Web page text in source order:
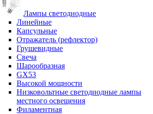
Лампы светодиодные
Линейные
Капсульные
Отражатель (рефлектор)
Грушевидные
Свеча
Шарообразная
GX53
Высокой мощности
Низковольтные светодиодные лампы
местного освещения
Филаментная